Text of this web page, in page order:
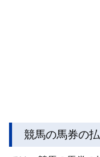
競馬の馬券の